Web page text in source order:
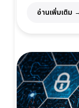
อ่านเพิ่มเติม